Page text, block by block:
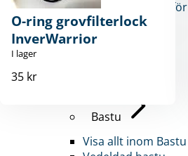
tillbehör och allt för
ditt poolliv.
Bastu
Visa allt inom Bastu
O-ring grovfilterlock
InverWarrior
I lager
35 kr